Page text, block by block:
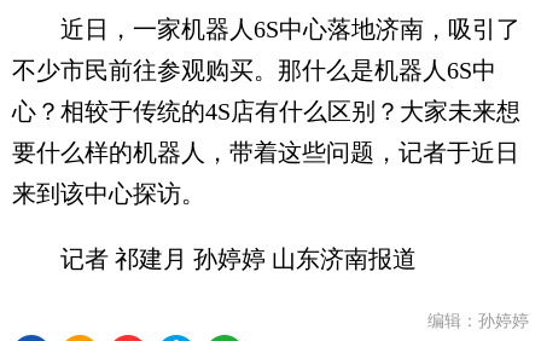
近日，一家机器人6S中心落地济南，吸引了
不少市民前往参观购买。那什么是机器人6S中
心？相较于传统的4S店有什么区别？大家未来想
要什么样的机器人，带着这些问题，记者于近日
来到该中心探访。
记者 祁建月 孙婷婷 山东济南报道
编辑：孙婷婷